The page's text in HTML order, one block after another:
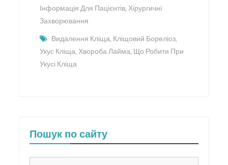
Інформація Для Пацієнтів, Хірургичні
Захворювання
Видалення Кліща, Кліщовий Бореліоз,
Укус Кліща, Хвороба Лайма, Що Робити При
Укусі Кліща
Пошук по сайту